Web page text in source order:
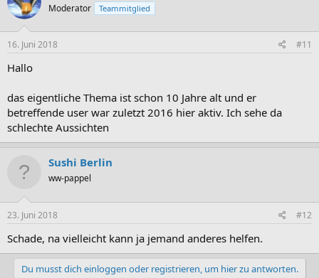
Moderator Teammitglied
16. Juni 2018 #11
Hallo
das eigentliche Thema ist schon 10 Jahre alt und er
betreffende user war zuletzt 2016 hier aktiv. Ich sehe da
schlechte Aussichten
Sushi Berlin
ww-pappel
23. Juni 2018 #12
Schade, na vielleicht kann ja jemand anderes helfen.
Du musst dich einloggen oder registrieren, um hier zu antworten.